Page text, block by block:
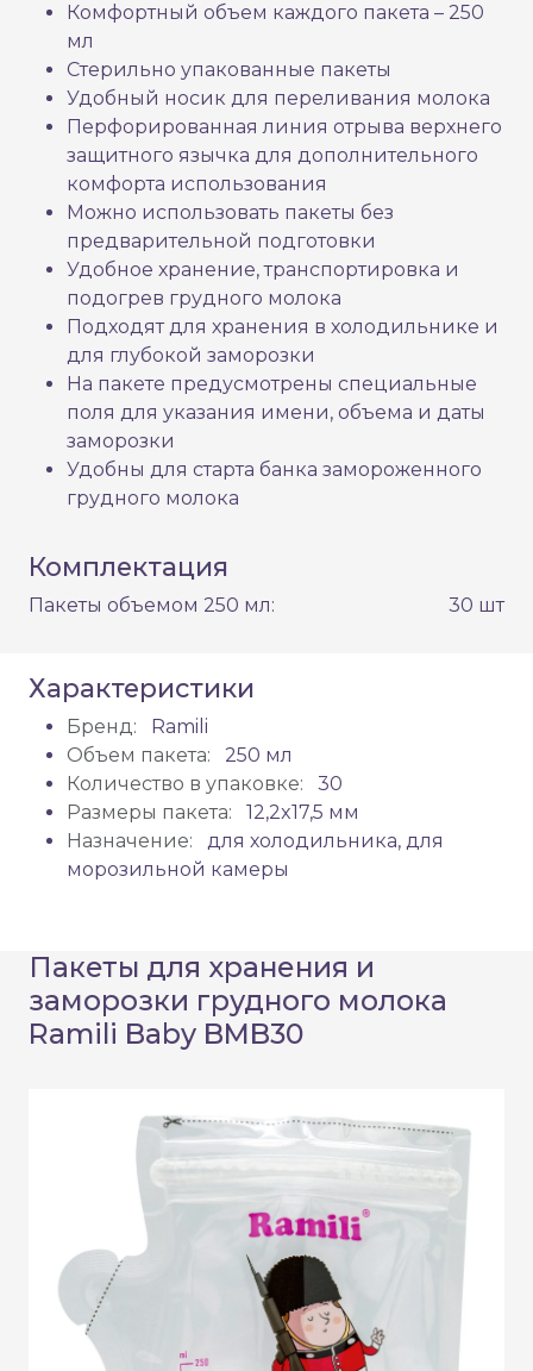
Комфортный объем каждого пакета – 250
мл
Стерильно упакованные пакеты
Удобный носик для переливания молока
Перфорированная линия отрыва верхнего
защитного язычка для дополнительного
комфорта использования
Можно использовать пакеты без
предварительной подготовки
Удобное хранение, транспортировка и
подогрев грудного молока
Подходят для хранения в холодильнике и
для глубокой заморозки
На пакете предусмотрены специальные
поля для указания имени, объема и даты
заморозки
Удобны для старта банка замороженного
грудного молока
Комплектация
Пакеты объемом 250 мл: 30 шт
Характеристики
Бренд:
Ramili
Объем пакета:
250 мл
Количество в упаковке:
30
Размеры пакета:
12,2x17,5 мм
Назначение:
для холодильника, для
морозильной камеры
Пакеты для хранения и
заморозки грудного молока
Ramili Baby BMB30